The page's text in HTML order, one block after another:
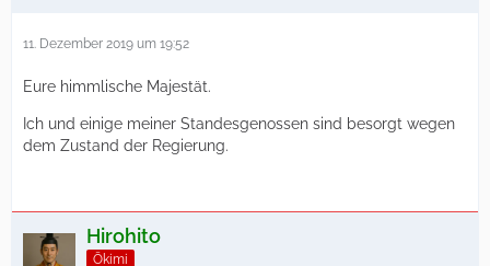
11. Dezember 2019 um 19:52
Eure himmlische Majestät.
Ich und einige meiner Standesgenossen sind besorgt wegen
dem Zustand der Regierung.
Hirohito
Ōkimi